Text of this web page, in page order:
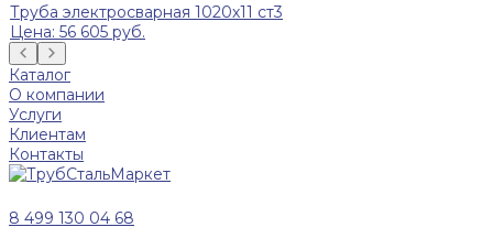
Труба электросварная 1020х11 ст3
Цена: 56 605 руб.
Каталог
О компании
Услуги
Клиентам
Контакты
8 499 130 04 68